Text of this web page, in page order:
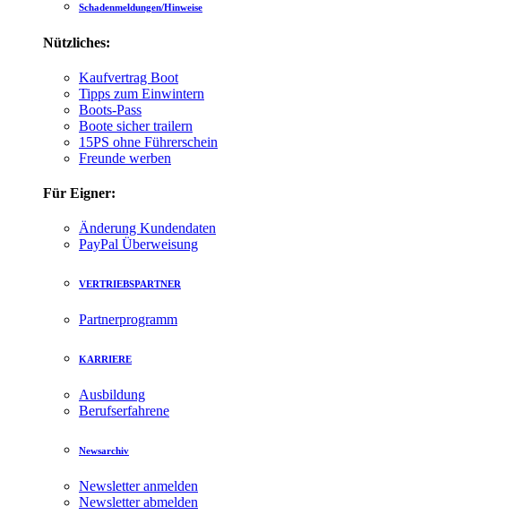
Schadenmeldungen/Hinweise
Nützliches:
Kaufvertrag Boot
Tipps zum Einwintern
Boots-Pass
Boote sicher trailern
15PS ohne Führerschein
Freunde werben
Für Eigner:
Änderung Kundendaten
PayPal Überweisung
VERTRIEBSPARTNER
Partnerprogramm
KARRIERE
Ausbildung
Berufserfahrene
Newsarchiv
Newsletter anmelden
Newsletter abmelden